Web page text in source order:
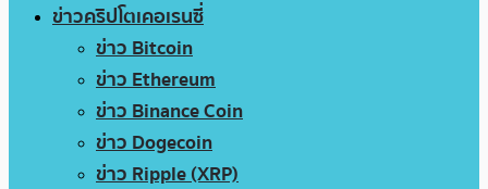
ข่าวคริปโตเคอเรนซี่
ข่าว Bitcoin
ข่าว Ethereum
ข่าว Binance Coin
ข่าว Dogecoin
ข่าว Ripple (XRP)